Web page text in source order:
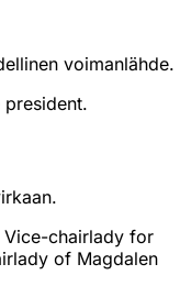
voimanlähde.
Vice-chairlady for
of Magdalen